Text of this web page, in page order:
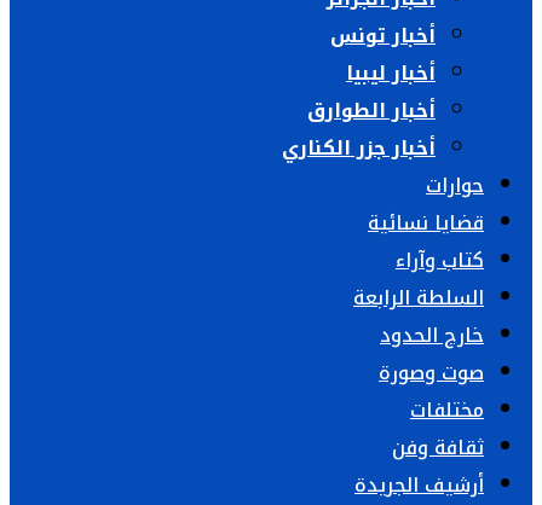
أخبار تونس
أخبار ليبيا
أخبار الطوارق
أخبار جزر الكناري
حوارات
قضايا نسائية
كتاب وآراء
السلطة الرابعة
خارج الحدود
صوت وصورة
مختلفات
ثقافة وفن
أرشيف الجريدة